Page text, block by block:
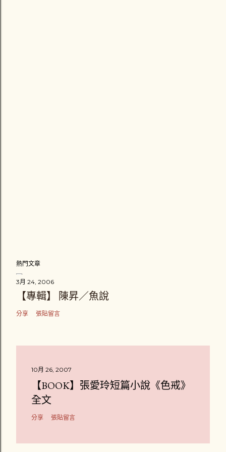
熱門文章
3月 24, 2006
【專輯】 陳昇／魚說
分享 張貼留言
10月 26, 2007
【BOOK】張愛玲短篇小說《色戒》
全文
分享 張貼留言